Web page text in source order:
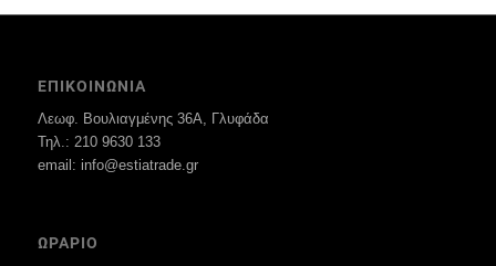
ΕΠΙΚΟΙΝΩΝΙΑ
Λεωφ. Βουλιαγμένης 36Α, Γλυφάδα
Τηλ.: 210 9630 133
email: info@estiatrade.gr
ΩΡΑΡΙΟ